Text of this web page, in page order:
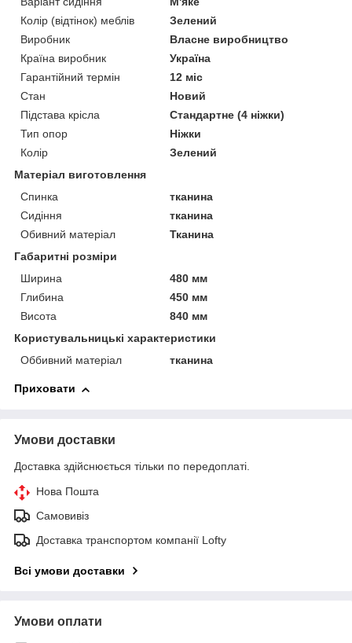
Колір (відтінок) меблів
Зелений
Виробник
Власне виробництво
Країна виробник
Україна
Гарантійний термін
12 міс
Стан
Новий
Підстава крісла
Стандартне (4 ніжки)
Тип опор
Ніжки
Колір
Зелений
Матеріал виготовлення
Спинка
тканина
Сидіння
тканина
Обивний матеріал
Тканина
Габаритні розміри
Ширина
480 мм
Глибина
450 мм
Висота
840 мм
Користувальницькі характеристики
Оббивний матеріал
тканина
Приховати
Умови доставки
Доставка здійснюється тільки по передоплаті.
Нова Пошта
Самовивіз
Доставка транспортом компанії Lofty
Всі умови доставки
Умови оплати